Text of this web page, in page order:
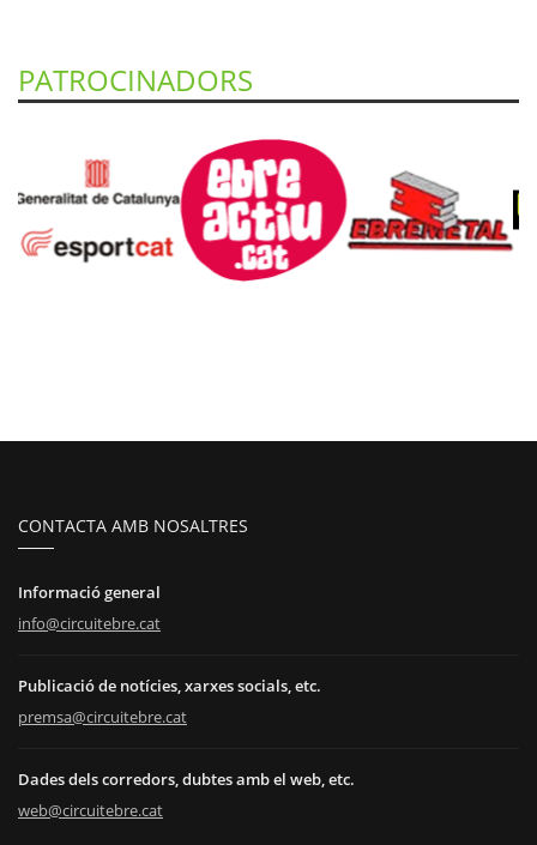
PATROCINADORS
CONTACTA AMB NOSALTRES
Informació general
info@circuitebre.cat
Publicació de notícies, xarxes socials, etc.
premsa@circuitebre.cat
Dades dels corredors, dubtes amb el web, etc.
web@circuitebre.cat